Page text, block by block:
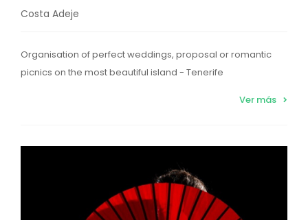
Costa Adeje
Organisation of perfect weddings, proposal or romantic
picnics on the most beautiful island - Tenerife
Ver más